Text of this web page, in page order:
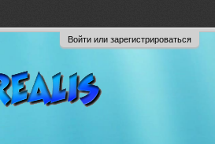
Войти или зарегистрироваться